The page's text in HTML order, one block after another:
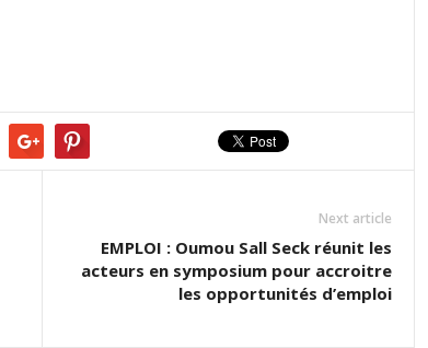
Next article
EMPLOI : Oumou Sall Seck réunit les
acteurs en symposium pour accroitre
les opportunités d’emploi